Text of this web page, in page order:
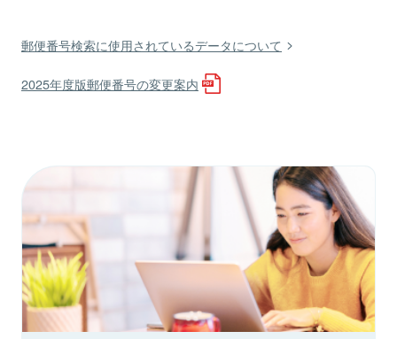
郵便番号検索に使用されているデータについて
2025年度版郵便番号の変更案内